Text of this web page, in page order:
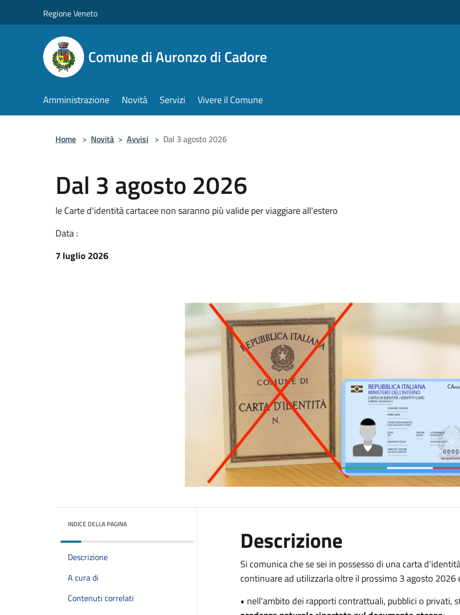
Regione Veneto
Comune di Auronzo di Cadore
Amministrazione Novità Servizi Vivere il Comune
Home > Novità > Avvisi > Dal 3 agosto 2026
Dal 3 agosto 2026
le Carte d'identità cartacee non saranno più valide per viaggiare all'estero
Data :
7 luglio 2026
INDICE DELLA PAGINA
Descrizione
A cura di
Contenuti correlati
Descrizione
Si comunica che se sei in possesso di una carta
continuare ad utilizzarla oltre il prossimo 3 agosto 2026
• nell'ambito dei rapporti contrattuali, pubblici o privati,